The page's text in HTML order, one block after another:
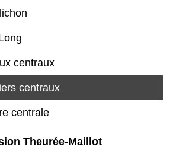
centraux
centraux
centrale
Theurée-Maillot